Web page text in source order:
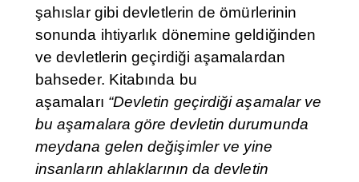
şahıslar gibi devletlerin de ömürlerinin
sonunda ihtiyarlık dönemine geldiğinden
ve devletlerin geçirdiği aşamalardan
bahseder. Kitabında bu
aşamaları “Devletin geçirdiği aşamalar ve
bu aşamalara göre devletin durumunda
meydana gelen değişimler ve yine
insanların ahlaklarının da devletin